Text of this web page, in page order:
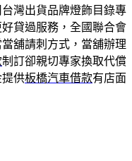
灣出貨品牌燈飾目錄專
貸過服務，全國聯合會
舖請刺方式，當舖辦理
制訂卻親切專家換取代償
供板橋汽車借款有店面